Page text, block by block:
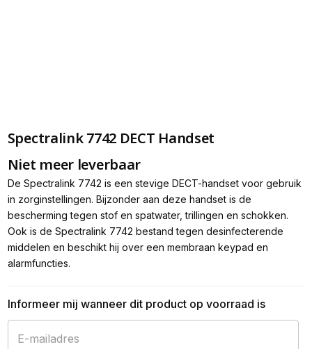
Spectralink 7742 DECT Handset
Niet meer leverbaar
De Spectralink 7742 is een stevige DECT-handset voor gebruik
in zorginstellingen. Bijzonder aan deze handset is de
bescherming tegen stof en spatwater, trillingen en schokken.
Ook is de Spectralink 7742 bestand tegen desinfecterende
middelen en beschikt hij over een membraan keypad en
alarmfuncties.
Informeer mij wanneer dit product op voorraad is